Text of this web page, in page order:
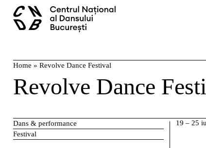
content
caută
Home » Revolve Dance Festival
Revolve Dance
Dans & performance
Festival
19 – 25